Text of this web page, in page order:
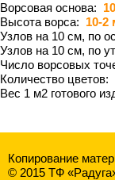
Ворсовая основа:
Высота ворса: 10-2
Узлов на 10 см, по
Узлов на 10 см, по
Число ворсовых
Количество цветов:
Вес 1 м2 готового
Копирование
© 2015 ТФ